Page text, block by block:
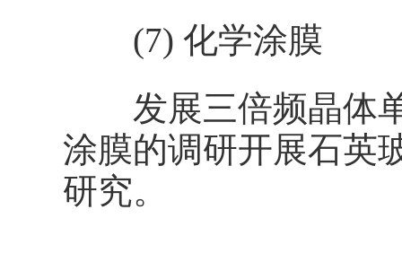
(7) 化学涂膜
发展三倍频晶体单
涂膜的调研开展石英
研究。